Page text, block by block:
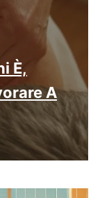
È,
A